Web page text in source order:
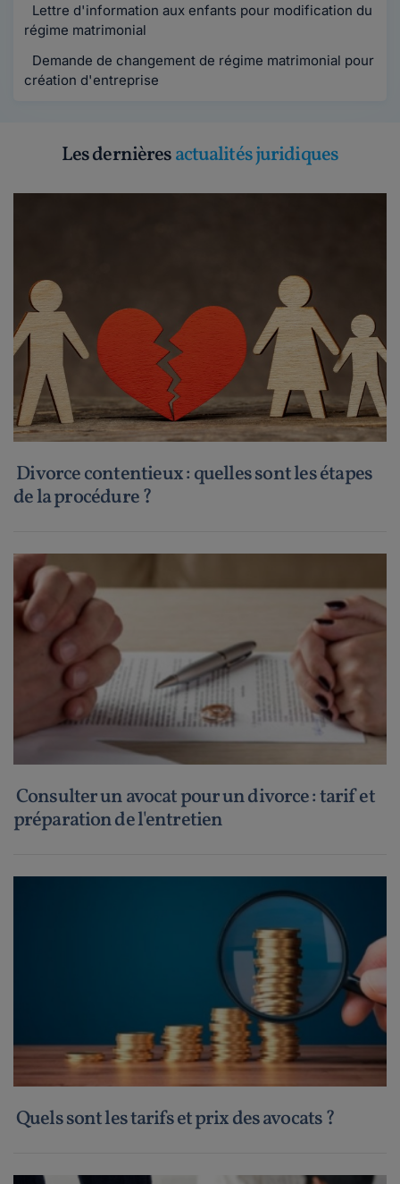
Lettre d'information aux enfants pour modification du
régime matrimonial
Demande de changement de régime matrimonial pour
création d'entreprise
Les dernièresactualités juridiques
Divorce contentieux : quelles sont les étapes
de la procédure ?
Consulter un avocat pour un divorce : tarif et
préparation de l'entretien
Quels sont les tarifs et prix des avocats ?